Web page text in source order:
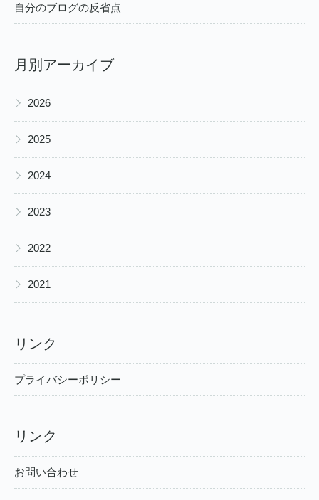
自分のブログの反省点
月別アーカイブ
▶ 2026
▶ 2025
▶ 2024
▶ 2023
▶ 2022
▶ 2021
リンク
プライバシーポリシー
リンク
お問い合わせ